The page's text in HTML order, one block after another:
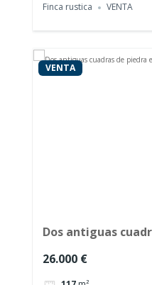
Finca rustica VENTA
VENTA
Dos antiguas
26.000 €